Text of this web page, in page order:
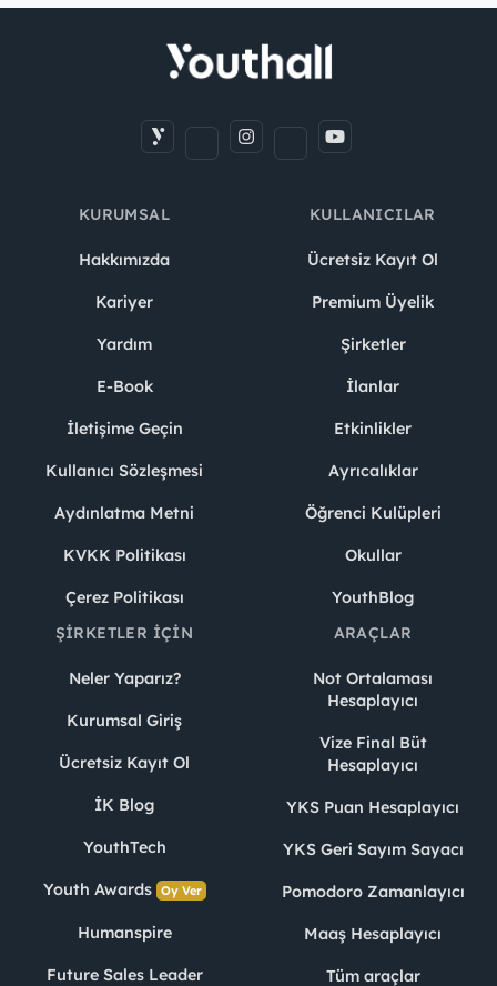
KURUMSAL
Hakkımızda
Kariyer
Yardım
E-Book
İletişime Geçin
Kullanıcı Sözleşmesi
Aydınlatma Metni
KVKK Politikası
Çerez Politikası
KULLANICILAR
Ücretsiz Kayıt Ol
Premium Üyelik
Şirketler
İlanlar
Etkinlikler
Ayrıcalıklar
Öğrenci Kulüpleri
Okullar
YouthBlog
ŞIRKETLER İÇIN
Neler Yaparız?
Kurumsal Giriş
Ücretsiz Kayıt Ol
İK Blog
YouthTech
Youth Awards Oy Ver
Humanspire
Future Sales Leader
ARAÇLAR
Not Ortalaması
Hesaplayıcı
Vize Final Büt
Hesaplayıcı
YKS Puan Hesaplayıcı
YKS Geri Sayım Sayacı
Pomodoro Zamanlayıcı
Maaş Hesaplayıcı
Tüm araçlar